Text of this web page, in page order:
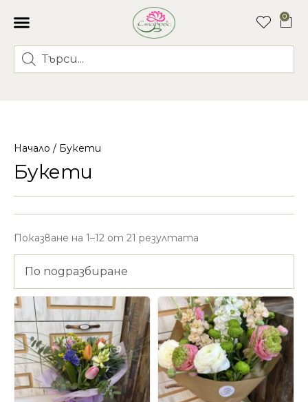
0
Начало / Букети
Букети
Показване на 1–12 от 21 резултата
По подразбиране